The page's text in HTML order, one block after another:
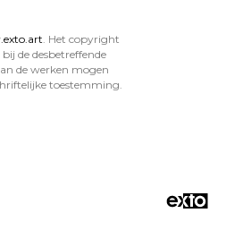
. Het copyright
de desbetreffende
de werken mogen
toestemming.